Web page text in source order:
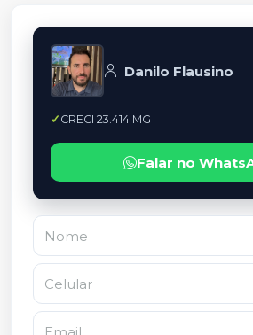
Danilo Flausino
CRECI 23.414 MG
Falar no